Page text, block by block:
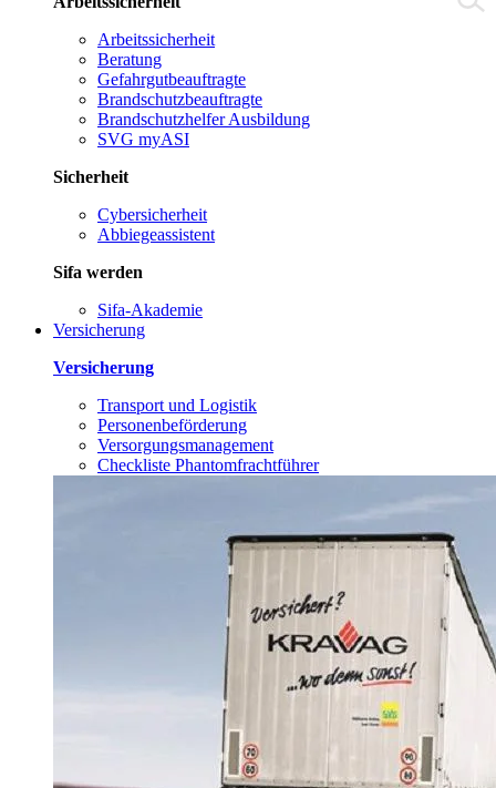
Arbeitssicherheit
Beratung
Gefahrgutbeauftragte
Brandschutzbeauftragte
Brandschutzhelfer Ausbildung
SVG myASI
Sicherheit
Cybersicherheit
Abbiegeassistent
Sifa werden
Sifa-Akademie
Versicherung
Versicherung
Transport und Logistik
Personenbeförderung
Versorgungsmanagement
Checkliste Phantomfrachtführer